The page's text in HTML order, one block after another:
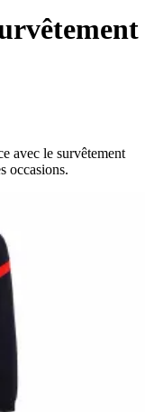
avec le survêtement
occasions.